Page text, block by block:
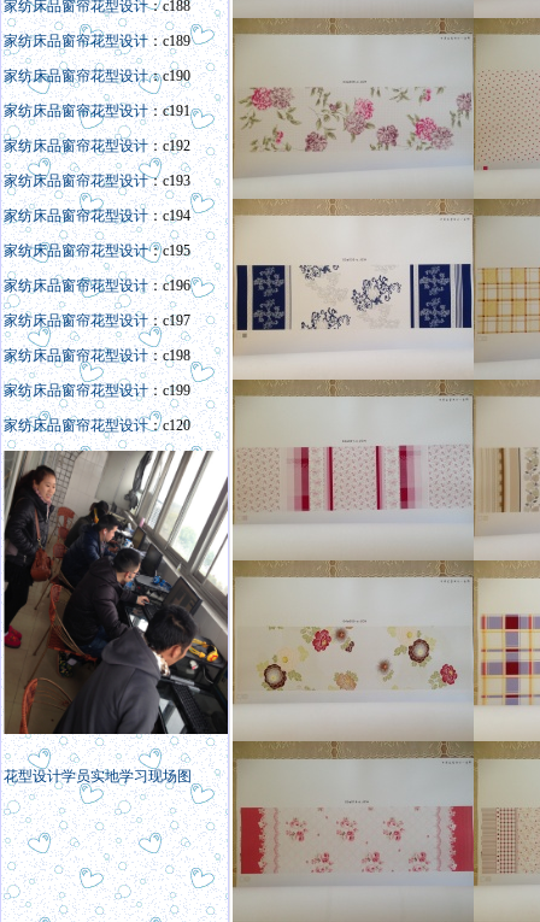
家纺床品窗帘花型设计：c188
家纺床品窗帘花型设计：c189
家纺床品窗帘花型设计：c190
家纺床品窗帘花型设计：c191
家纺床品窗帘花型设计：c192
家纺床品窗帘花型设计：c193
家纺床品窗帘花型设计：c194
家纺床品窗帘花型设计：c195
家纺床品窗帘花型设计：c196
家纺床品窗帘花型设计：c197
家纺床品窗帘花型设计：c198
家纺床品窗帘花型设计：c199
家纺床品窗帘花型设计：c120
花型设计学员实地学习现场图